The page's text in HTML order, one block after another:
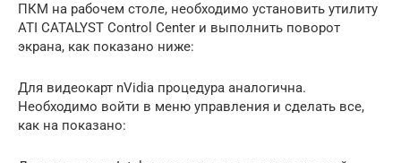
ПКМ на рабочем столе, необходимо установить утилиту
ATI CATALYST Control Center и выполнить поворот
экрана, как показано ниже:
Для видеокарт nVidia процедура аналогична.
Необходимо войти в меню управления и сделать все,
как на показано: